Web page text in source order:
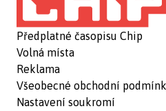
Předplatné časopisu Chip
Volná místa
Reklama
Všeobecné obchodní
Nastavení soukromí